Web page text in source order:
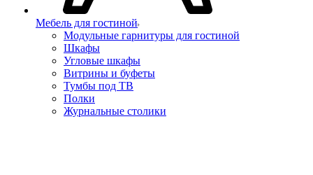
Мебель для гостиной
Модульные гарнитуры для гостиной
Шкафы
Угловые шкафы
Витрины и буфеты
Тумбы под ТВ
Полки
Журнальные столики